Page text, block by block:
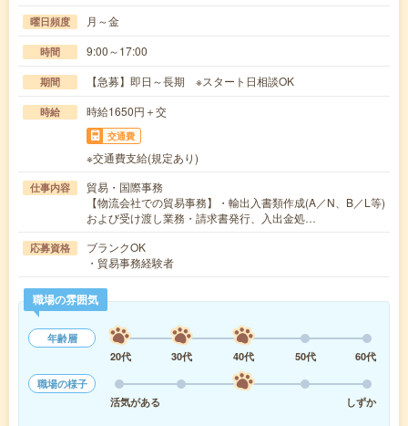
曜日頻度 月～金
時間 9:00～17:00
期間 【急募】即日～長期 ※スタート日相談OK
時給 時給1650円＋交
交通費
※交通費支給(規定あり)
仕事内容
貿易・国際事務
【物流会社での貿易事務】・輸出入書類作成(A／N、B／L等)
および受け渡し業務・請求書発行、入出金処…
応募資格
ブランクOK
・貿易事務経験者
職場の雰囲気
年齢層
20代
30代 40代 50代
60代
職場の様子
活気がある
しずか